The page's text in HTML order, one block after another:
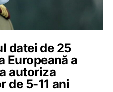
datei de 25
Europeană a
autoriza
de 5-11 ani